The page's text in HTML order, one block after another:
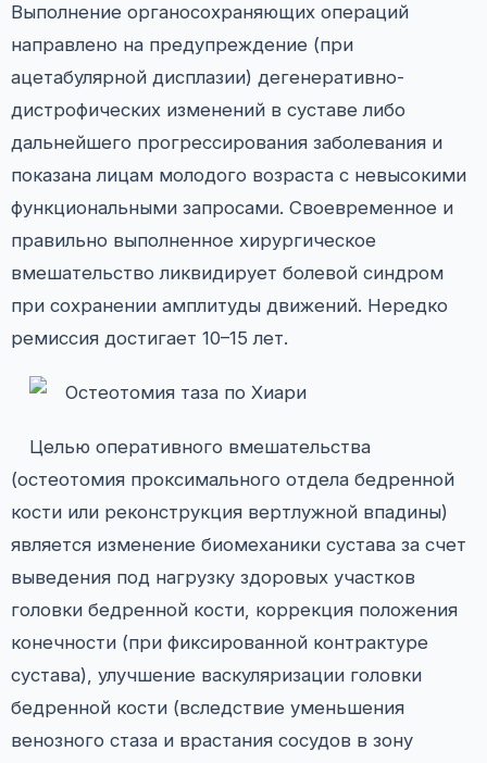
Выполнение органосохраняющих операций
направлено на предупреждение (при
ацетабулярной дисплазии) дегенеративно-
дистрофических изменений в суставе либо
дальнейшего прогрессирования заболевания и
показана лицам молодого возраста c невысокими
функциональными запросами. Своевременное и
правильно выполненное хирургическое
вмешательство ликвидирует болевой синдром
при сохранении амплитуды движений. Нередко
ремиссия достигает 10–15 лет.
Целью оперативного вмешательства
(остеотомия проксимального отдела бедренной
кости или реконструкция вертлужной впадины)
является изменение биомеханики сустава за счет
выведения под нагрузку здоровых участков
головки бедренной кости, коррекция положения
конечности (при фиксированной контрактуре
сустава), улучшение васкуляризации головки
бедренной кости (вследствие уменьшения
венозного стаза и врастания сосудов в зону